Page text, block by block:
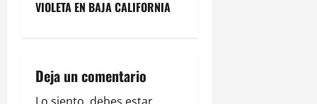
i
g
VIOLETA EN BAJA CALIFORNIA
Deja un comentario